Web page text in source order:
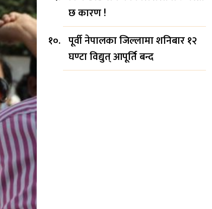
छ कारण !
पूर्वी नेपालका जिल्लामा शनिबार १२
घण्टा विद्युत् आपूर्ति बन्द